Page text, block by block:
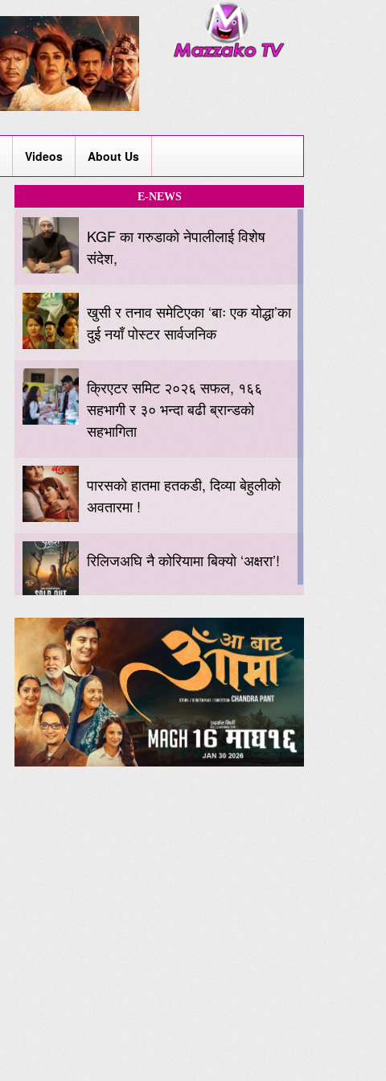
Videos About Us
E-NEWS
KGF का गरुडाको नेपालीलाई विशेष
संदेश,
खुसी र तनाव समेटिएका ‘बाः एक योद्धा’का
दुई नयाँ पोस्टर सार्वजनिक
क्रिएटर समिट २०२६ सफल, १६६
सहभागी र ३० भन्दा बढी ब्रान्डको
सहभागिता
पारसको हातमा हतकडी, दिव्या बेहुलीको
अवतारमा !
रिलिजअघि नै कोरियामा बिक्यो ‘अक्षरा’!